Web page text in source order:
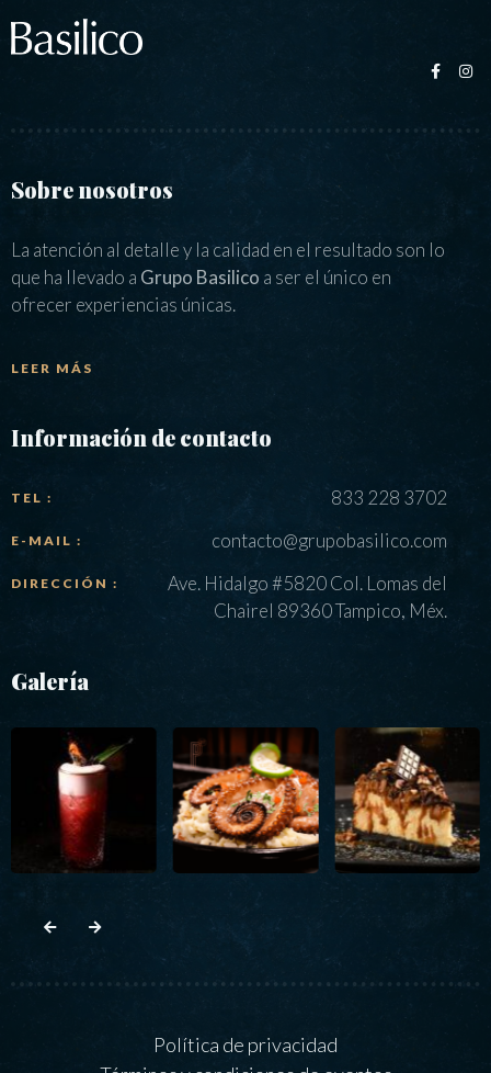
Sobre nosotros
La atención al detalle y la calidad en el resultado son lo
que ha llevado a Grupo Basilico a ser el único en
ofrecer experiencias únicas.
LEER MÁS
Información de contacto
TEL : 833 228 3702
E-MAIL : contacto@grupobasilico.com
DIRECCIÓN :
Ave. Hidalgo #5820 Col. Lomas del
Chairel 89360 Tampico, Méx.
Galería
Política de privacidad